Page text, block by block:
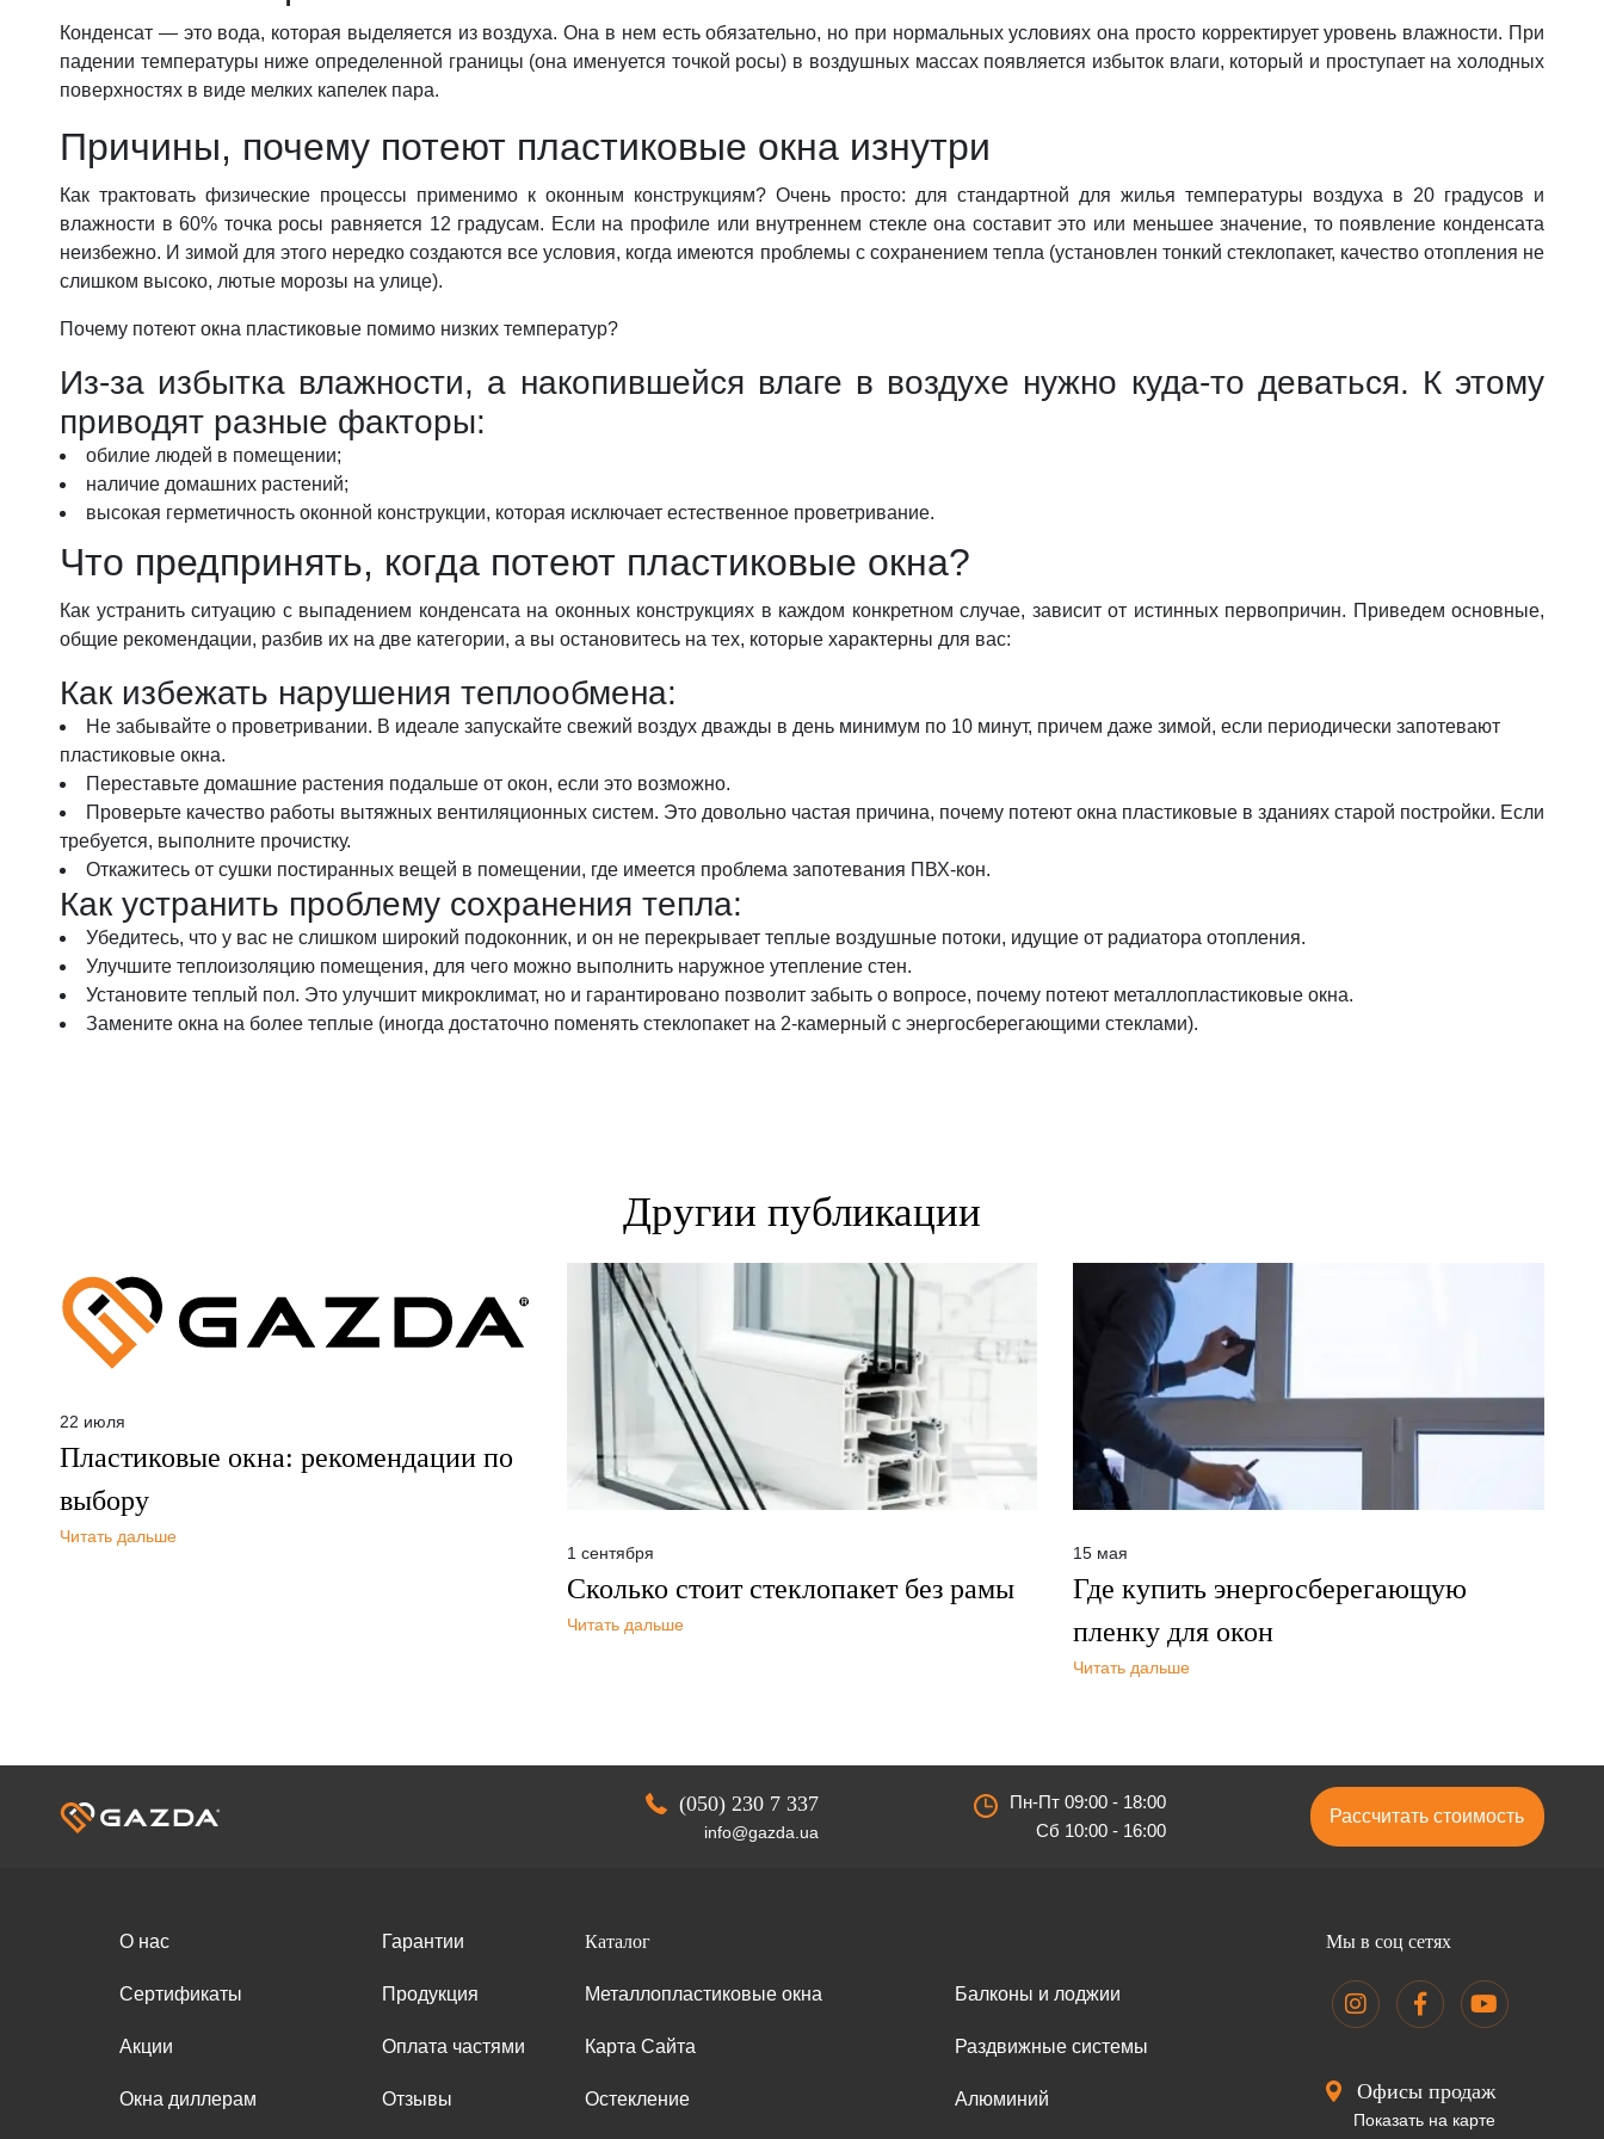
Фурнитура для дверей
Конденсат — это вода, которая выделяется из воздуха. Она в нем есть обязательно, но при нормальных условиях она просто корректирует уровень влажности. При
падении температуры ниже определенной границы (она именуется точкой росы) в воздушных массах появляется избыток влаги, который и проступает на холодных
поверхностях в виде мелких капелек пара.
Причины, почему потеют пластиковые окна изнутри
Как трактовать физические процессы применимо к оконным конструкциям? Очень просто: для стандартной для жилья температуры воздуха в 20 градусов и
влажности в 60% точка росы равняется 12 градусам. Если на профиле или внутреннем стекле она составит это или меньшее значение, то появление конденсата
неизбежно. И зимой для этого нередко создаются все условия, когда имеются проблемы с сохранением тепла (установлен тонкий стеклопакет, качество отопления не
слишком высоко, лютые морозы на улице).
Почему потеют окна пластиковые помимо низких температур?
Из-за избытка влажности, а накопившейся влаге в воздухе нужно куда-то деваться. К этому
приводят разные факторы:
обилие людей в помещении;
наличие домашних растений;
высокая герметичность оконной конструкции, которая исключает естественное проветривание.
Что предпринять, когда потеют пластиковые окна?
Как устранить ситуацию с выпадением конденсата на оконных конструкциях в каждом конкретном случае, зависит от истинных первопричин. Приведем основные,
общие рекомендации, разбив их на две категории, а вы остановитесь на тех, которые характерны для вас:
Как избежать нарушения теплообмена:
Не забывайте о проветривании. В идеале запускайте свежий воздух дважды в день минимум по 10 минут, причем даже зимой, если периодически запотевают
пластиковые окна.
Переставьте домашние растения подальше от окон, если это возможно.
Проверьте качество работы вытяжных вентиляционных систем. Это довольно частая причина, почему потеют окна пластиковые в зданиях старой постройки. Если
требуется, выполните прочистку.
Откажитесь от сушки постиранных вещей в помещении, где имеется проблема запотевания ПВХ-кон.
Как устранить проблему сохранения тепла:
Убедитесь, что у вас не слишком широкий подоконник, и он не перекрывает теплые воздушные потоки, идущие от радиатора отопления.
Улучшите теплоизоляцию помещения, для чего можно выполнить наружное утепление стен.
Установите теплый пол. Это улучшит микроклимат, но и гарантировано позволит забыть о вопросе, почему потеют металлопластиковые окна.
Замените окна на более теплые (иногда достаточно поменять стеклопакет на 2-камерный с энергосберегающими стеклами).
Другии публикации
22 июля
Пластиковые окна: рекомендации по
выбору
Читать дальше
1 сентября
Сколько стоит стеклопакет без рамы
Читать дальше
15 мая
Где купить энергосберегающую
пленку для окон
Читать дальше
(050) 230 7 337
info@gazda.ua
Пн-Пт 09:00 - 18:00
Сб 10:00 - 16:00
Рассчитать стоимость
О нас Гарантии
Сертификаты Продукция
Акции Оплата частями
Окна диллерам Отзывы
Каталог
Металлопластиковые окна Балконы и лоджии
Карта Сайта Раздвижные системы
Остекление Алюминий
Мы в соц сетях
Офисы продаж
Показать на карте